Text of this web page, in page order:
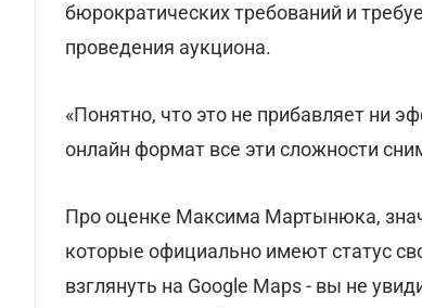
бюрократических требований и
проведения аукциона.
«Понятно, что это не прибавляет ни
онлайн формат все эти сложности
Про оценке Максима Мартынюка,
которые официально имеют статус
взглянуть на Google Maps - вы не